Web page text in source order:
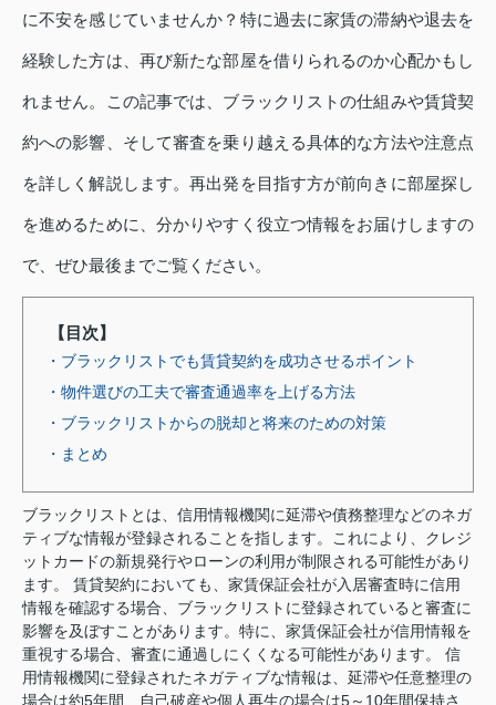
に不安を感じていませんか？特に過去に家賃の滞納や退去を
経験した方は、再び新たな部屋を借りられるのか心配かもし
れません。この記事では、ブラックリストの仕組みや賃貸契
約への影響、そして審査を乗り越える具体的な方法や注意点
を詳しく解説します。再出発を目指す方が前向きに部屋探し
を進めるために、分かりやすく役立つ情報をお届けしますの
で、ぜひ最後までご覧ください。
【目次】
・ブラックリストでも賃貸契約を成功させるポイント
・物件選びの工夫で審査通過率を上げる方法
・ブラックリストからの脱却と将来のための対策
・まとめ
ブラックリストとは、信用情報機関に延滞や債務整理などのネガ
ティブな情報が登録されることを指します。これにより、クレジ
ットカードの新規発行やローンの利用が制限される可能性があり
ます。 賃貸契約においても、家賃保証会社が入居審査時に信用
情報を確認する場合、ブラックリストに登録されていると審査に
影響を及ぼすことがあります。特に、家賃保証会社が信用情報を
重視する場合、審査に通過しにくくなる可能性があります。 信
用情報機関に登録されたネガティブな情報は、延滞や任意整理の
場合は約5年間、自己破産や個人再生の場合は5～10年間保持さ